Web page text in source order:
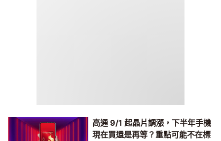
高通 9/1 起晶片調漲，下半年手機
現在買還是再等？重點可能不在標